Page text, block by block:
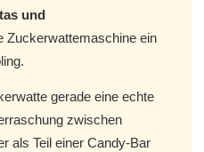
und
Zuckerwattemaschine ein
gerade eine echte
zwischen
als Teil einer Candy-Bar